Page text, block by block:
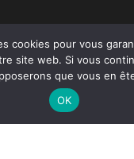
CATÉGORIES
cookies pour vous
site web. Si vous
que vous en
OK